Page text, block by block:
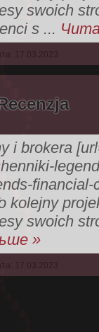
swoich
s ...
17.03.2023
i brokera
kolejny
swoich
»
17.03.2023